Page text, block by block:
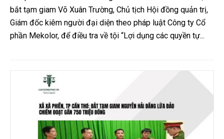
bắt tạm giam Võ Xuân Trường, Chủ tịch Hội đồng quản trị,
Giám đốc kiêm người đại diện theo pháp luật Công ty Cổ
phần Mekolor, để điều tra về tội “Lợi dụng các quyền tự...